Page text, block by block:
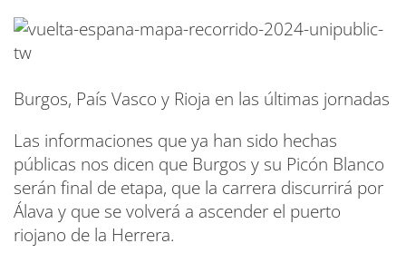
Burgos, País Vasco y Rioja en las últimas jornadas
Las informaciones que ya han sido hechas
públicas nos dicen que Burgos y su Picón Blanco
serán final de etapa, que la carrera discurrirá por
Álava y que se volverá a ascender el puerto
riojano de la Herrera.